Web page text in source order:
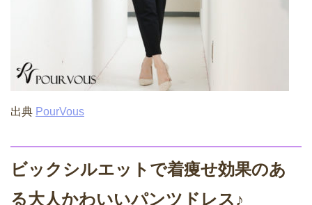
出典 PourVous
ビックシルエットで着痩せ効果のあ
る大人かわいいパンツドレス♪